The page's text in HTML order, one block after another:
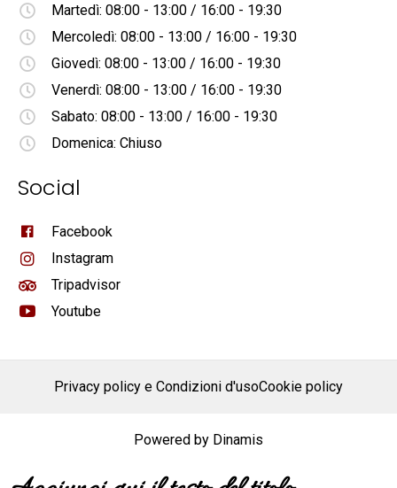
Martedì: 08:00 - 13:00 / 16:00 - 19:30
Mercoledì: 08:00 - 13:00 / 16:00 - 19:30
Giovedì: 08:00 - 13:00 / 16:00 - 19:30
Venerdì: 08:00 - 13:00 / 16:00 - 19:30
Sabato: 08:00 - 13:00 / 16:00 - 19:30
Domenica: Chiuso
Social
Facebook
Instagram
Tripadvisor
Youtube
Privacy policy e Condizioni d'usoCookie policy
Powered by Dinamis